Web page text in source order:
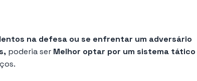
na defesa ou se enfrentar um adversário
poderia ser Melhor optar por um sistema tático